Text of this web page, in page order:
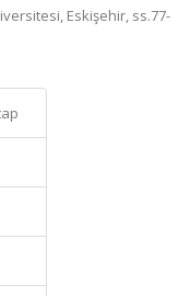
Eskişehir, ss.77-